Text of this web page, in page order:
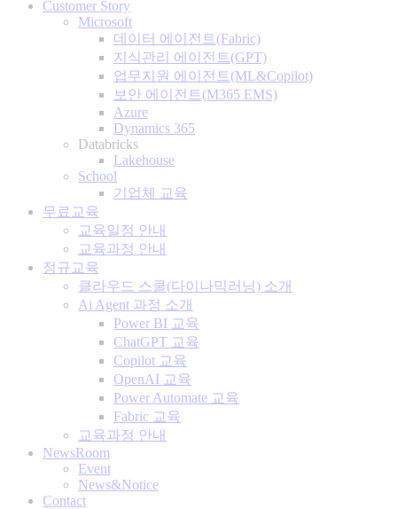
Customer Story
Microsoft
데이터 에이전트(Fabric)
지식관리 에이전트(GPT)
업무지원 에이전트(ML&Copilot)
보안 에이전트(M365 EMS)
Azure
Dynamics 365
Databricks
Lakehouse
School
기업체 교육
무료교육
교육일정 안내
교육과정 안내
정규교육
클라우드 스쿨(다이나믹러닝) 소개
Ai Agent 과정 소개
Power BI 교육
ChatGPT 교육
Copilot 교육
OpenAI 교육
Power Automate 교육
Fabric 교육
교육과정 안내
NewsRoom
Event
News&Notice
Contact